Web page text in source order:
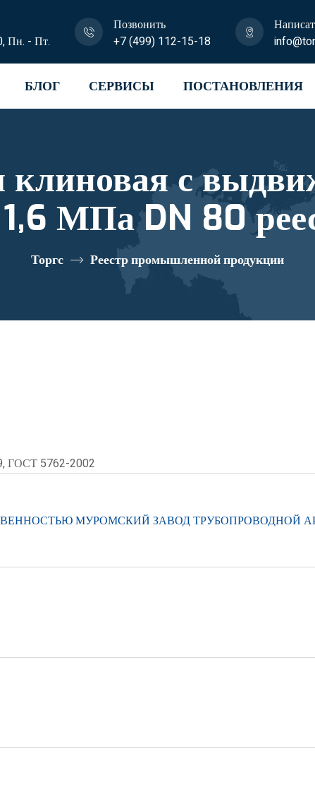
Пн. - Пт.
Позвонить
+7 (499) 112-15-18
БЛОГ СЕРВИСЫ ПОСТАНОВЛЕНИЯ
клиновая с
МПа DN 80
10282464
Торгс Реестр промышленной продукции
ГОСТ 5762-2002
МУРОМСКИЙ ЗАВОД ТРУБОПРОВОДНОЙ